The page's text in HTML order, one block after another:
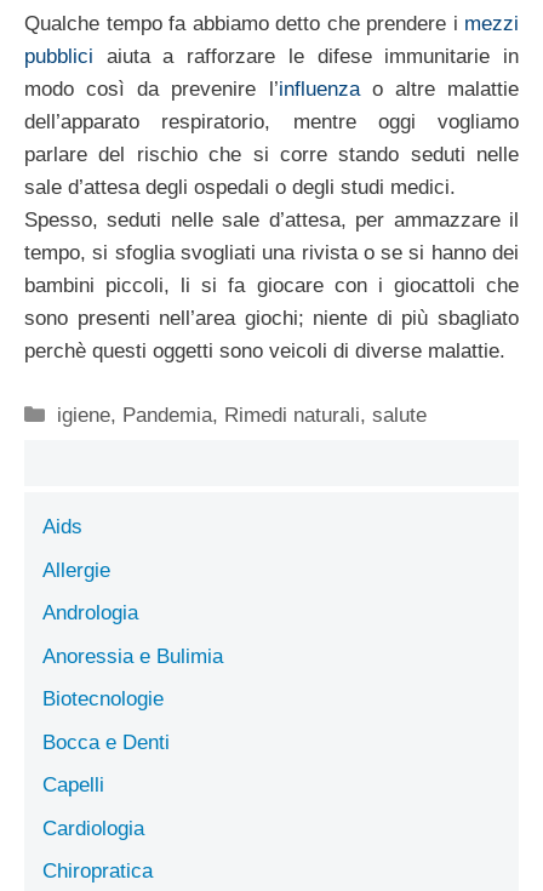
Qualche tempo fa abbiamo detto che prendere i mezzi
pubblici aiuta a rafforzare le difese immunitarie in
modo così da prevenire l’influenzao altre malattie
dell’apparato respiratorio, mentre oggi vogliamo
parlare del rischio che si corre stando seduti nelle
sale d’attesa degli ospedali o degli studi medici.
Spesso, seduti nelle sale d’attesa, per ammazzare il
tempo, si sfoglia svogliati una rivista o se si hanno dei
bambini piccoli, li si fa giocare con i giocattoli che
sono presenti nell’area giochi; niente di più sbagliato
perchè questi oggetti sono veicoli di diverse malattie.
Categorie
igiene, Pandemia, Rimedi naturali,salute
Aids
Allergie
Andrologia
Anoressia e Bulimia
Biotecnologie
Bocca e Denti
Capelli
Cardiologia
Chiropratica